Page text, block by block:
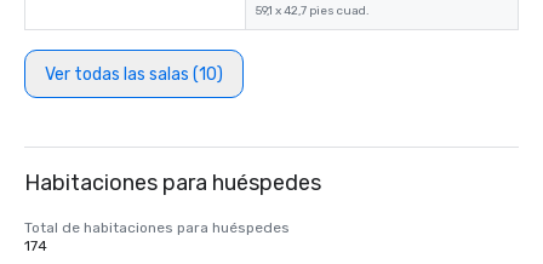
59,1 x 42,7 pies cuad.
Ver todas las salas (10)
Habitaciones para huéspedes
Total de habitaciones para huéspedes
174